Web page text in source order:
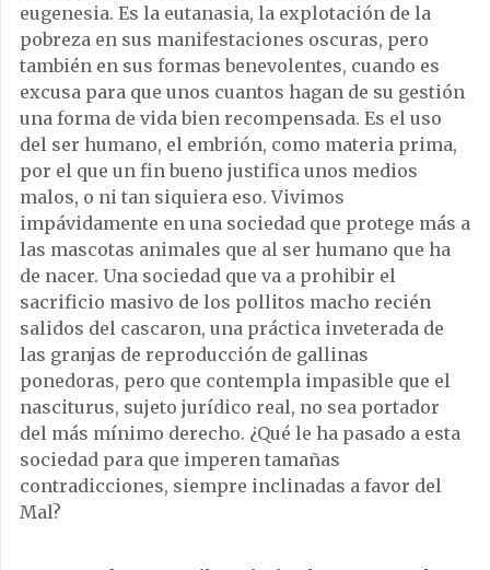
eugenesia. Es la eutanasia, la explotación de la
pobreza en sus manifestaciones oscuras, pero
también en sus formas benevolentes, cuando es
excusa para que unos cuantos hagan de su gestión
una forma de vida bien recompensada. Es el uso
del ser humano, el embrión, como materia prima,
por el que un fin bueno justifica unos medios
malos, o ni tan siquiera eso. Vivimos
impávidamente en una sociedad que protege más a
las mascotas animales que al ser humano que ha
de nacer. Una sociedad que va a prohibir el
sacrificio masivo de los pollitos macho recién
salidos del cascaron, una práctica inveterada de
las granjas de reproducción de gallinas
ponedoras, pero que contempla impasible que el
nasciturus, sujeto jurídico real, no sea portador
del más mínimo derecho. ¿Qué le ha pasado a esta
sociedad para que imperen tamañas
contradicciones, siempre inclinadas a favor del
Mal?